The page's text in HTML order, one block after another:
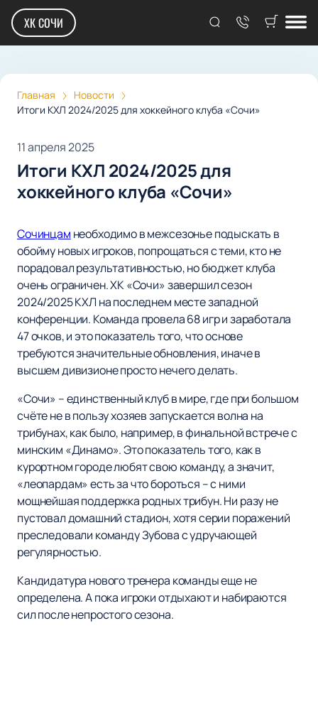
ХК СОЧИ
Главная
Новости
Итоги КХЛ 2024/2025 для хоккейного клуба «Сочи»
11 апреля 2025
Итоги КХЛ 2024/2025 для
хоккейного клуба «Сочи»
Сочинцам необходимо в межсезонье подыскать в
обойму новых игроков, попрощаться с теми, кто не
порадовал результативностью, но бюджет клуба
очень ограничен. ХК «Сочи» завершил сезон
2024/2025 КХЛ на последнем месте западной
конференции. Команда провела 68 игр и заработала
47 очков, и это показатель того, что основе
требуются значительные обновления, иначе в
высшем дивизионе просто нечего делать.
«Сочи» – единственный клуб в мире, где при большом
счёте не в пользу хозяев запускается волна на
трибунах, как было, например, в финальной встрече с
минским «Динамо». Это показатель того, как в
курортном городе любят свою команду, а значит,
«леопардам» есть за что бороться – с ними
мощнейшая поддержка родных трибун. Ни разу не
пустовал домашний стадион, хотя серии поражений
преследовали команду Зубова с удручающей
регулярностью.
Кандидатура нового тренера команды еще не
определена. А пока игроки отдыхают и набираются
сил после непростого сезона.